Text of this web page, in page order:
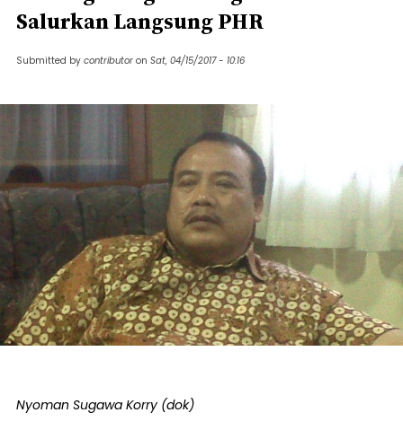
Salurkan Langsung PHR
Submitted by contributor on Sat, 04/15/2017 - 10:16
Nyoman Sugawa Korry (dok)